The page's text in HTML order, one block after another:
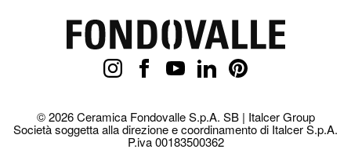
© 2026 Ceramica Fondovalle S.p.A. SB | Italcer Group
Società soggetta alla direzione e coordinamento di Italcer S.p.A.
P.iva 00183500362